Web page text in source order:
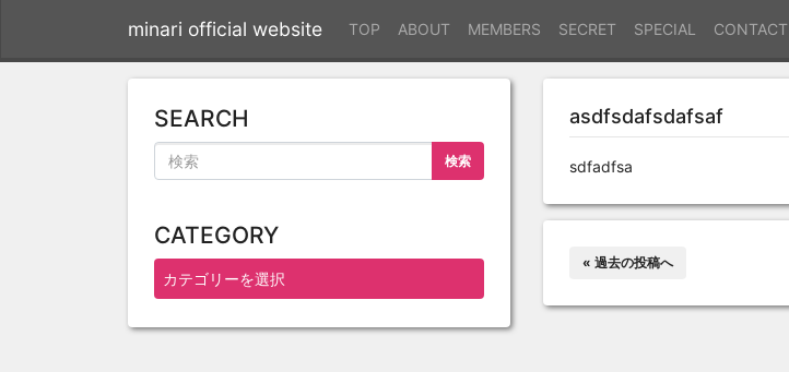
minari official website TOP ABOUT MEMBERS SECRET SPECIAL CONTACT
asdfsdafsdafsaf
sdfadfsa
« 過去の投稿へ
SEARCH
検索
CATEGORY